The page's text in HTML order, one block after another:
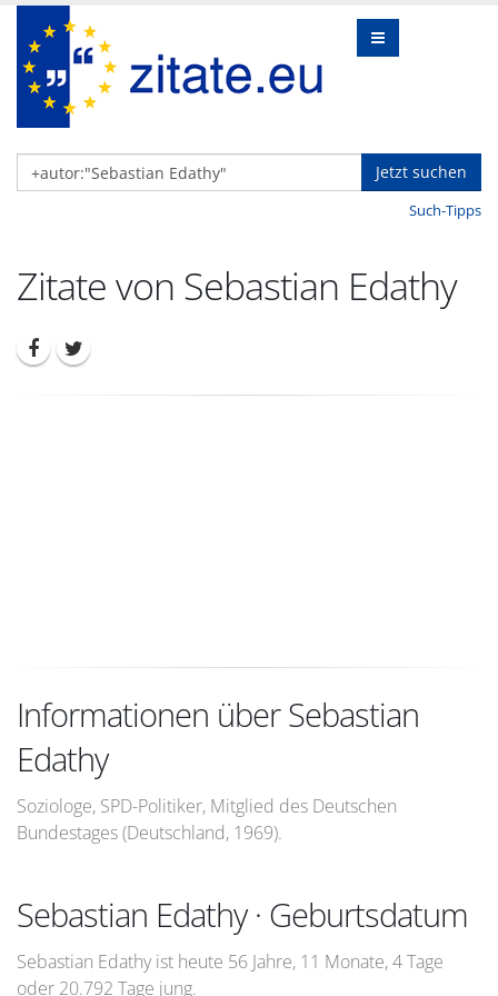
Jetzt suchen
Such-Tipps
Zitate von Sebastian Edathy
Informationen über Sebastian
Edathy
Soziologe, SPD-Politiker, Mitglied des Deutschen
Bundestages (Deutschland, 1969).
Sebastian Edathy · Geburtsdatum
Sebastian Edathy ist heute 56 Jahre, 11 Monate, 4 Tage
oder 20.792 Tage jung.